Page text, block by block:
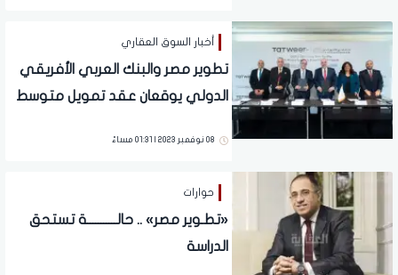
أخبار السوق العقاري
تطوير مصر والبنك العربي الأفريقي
الدولي يوقعان عقد تمويل متوسط
08 نوفمبر 2023 | 01:31 مساءً
حوارات
«تطـوير مصر» .. حالـــــــــــة تستحق
الدراسة